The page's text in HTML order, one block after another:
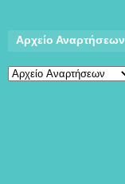
Αρχείο Αναρτήσεων